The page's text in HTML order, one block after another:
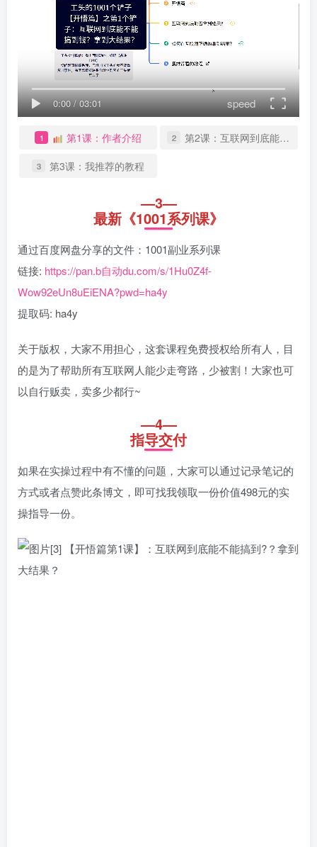
0:00/03:01 speed
1 第1课：作者介绍 2 第2课：互联网到底能不能搞到钱？
3 第3课：我推荐的教程
—3—
最新《1001系列课》
通过百度网盘分享的文件：1001副业系列课
链接: https://pan.b自动du.com/s/1Hu0Z4f-
Wow92eUn8uEiENA?pwd=ha4y
提取码: ha4y
关于版权，大家不用担心，这套课程免费授权给所有人，目
的是为了帮助所有互联网人能少走弯路，少被割！大家也可
以自行贩卖，卖多少都行~
—4—
指导交付
如果在实操过程中有不懂的问题，大家可以通过记录笔记的
方式或者点赞此条博文，即可找我领取一份价值498元的实
操指导一份。